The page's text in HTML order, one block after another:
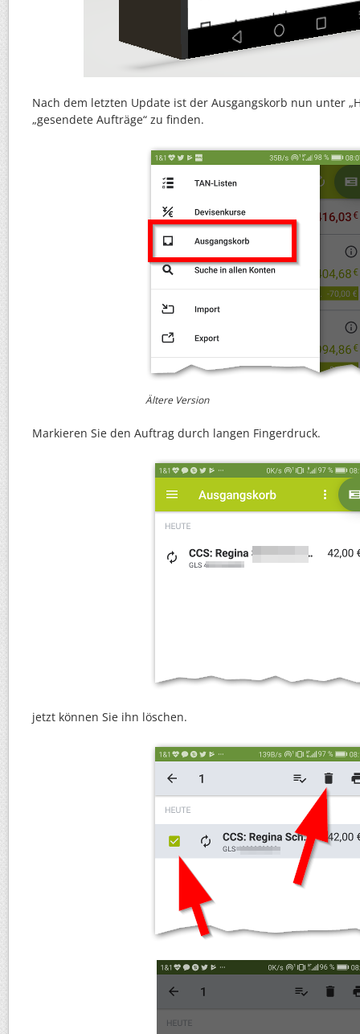
Nach dem letzten Update ist der Ausgangskorb nun unter
„gesendete Aufträge“ zu finden.
Ältere Version
Markieren Sie den Auftrag durch langen Fingerdruck.
jetzt können Sie ihn löschen.